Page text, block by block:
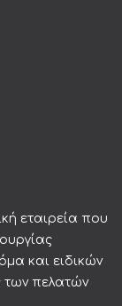
εταιρεία που
και ειδικών
των πελατών